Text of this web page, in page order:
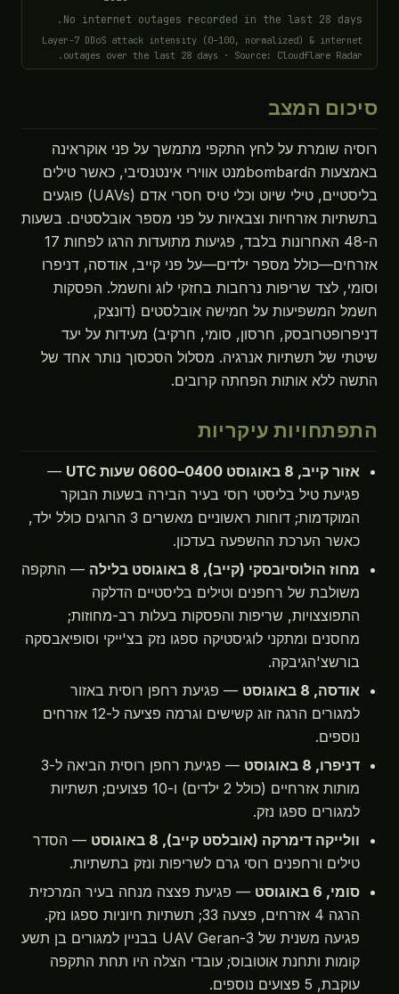
No internet outages recorded in the last 28 days.
Layer-7 DDoS attack intensity (0–100, normalized) & internet
outages over the last 28 days · Source: Cloudflare Radar.
סיכום המצב
רוסיה שומרת על לחץ התקפי מתמשך על פני אוקראינה
באמצעות הbombardמנט אווירי אינטנסיבי, כאשר טילים
בליסטיים, טילי שיוט וכלי טיס חסרי אדם (UAVs) פוגעים
בתשתיות אזרחיות וצבאיות על פני מספר אובלסטים. בשעות
ה-48 האחרונות בלבד, פגיעות מתועדות הרגו לפחות 17
אזרחים—כולל מספר ילדים—על פני קייב, אודסה, דניפרו
וסומי, לצד שריפות נרחבות בחזקי לוג וחשמל. הפסקות
חשמל המשפיעות על חמישה אובלסטים (דונצק,
דניפרופטרובסק, חרסון, סומי, חרקיב) מעידות על יעד
שיטתי של תשתיות אנרגיה. מסלול הסכסוך נותר אחד של
התשה ללא אותות הפחתה קרובים.
התפתחויות עיקריות
אזור קייב, 8 באוגוסט 0400–0600 שעות UTC
—
פגיעת טיל בליסטי רוסי בעיר הבירה בשעות הבוקר
המוקדמות; דוחות ראשוניים מאשרים 3 הרוגים כולל ילד,
כאשר הערכת ההשפעה בעדכון.
מחוז הולוסיובסקי (קייב), 8 באוגוסט בלילה
— התקפה
משולבת של רחפנים וטילים בליסטיים הדלקה
התפוצצויות, שריפות והפסקות בעלות רב-מחוזות;
מחסנים ומתקני לוגיסטיקה ספגו נזק בצ'ייקי וסופיאבסקה
בורשצ'הגיבקה.
אודסה, 8 באוגוסט
— פגיעת רחפן רוסית באזור
למגורים הרגה זוג קשישים וגרמה פציעה ל-12 אזרחים
נוספים.
דניפרו, 8 באוגוסט
— פגיעת רחפן רוסית הביאה ל-3
מותות אזרחיים (כולל 2 ילדים) ו-10 פצועים; תשתיות
למגורים ספגו נזק.
וולייקה דימרקה (אובלסט קייב), 8 באוגוסט
— הסדר
טילים ורחפנים רוסי גרם לשריפות ונזק בתשתיות.
סומי, 6 באוגוסט
— פגיעת פצצה מנחה בעיר המרכזית
הרגה 4 אזרחים, פצעה 33; תשתיות חיוניות ספגו נזק.
פגיעה משנית של UAV Geran-3 בבניין למגורים בן תשע
קומות ותחנת אוטובוס; עובדי הצלה היו תחת התקפה
עוקבת, 5 פצועים נוספים.